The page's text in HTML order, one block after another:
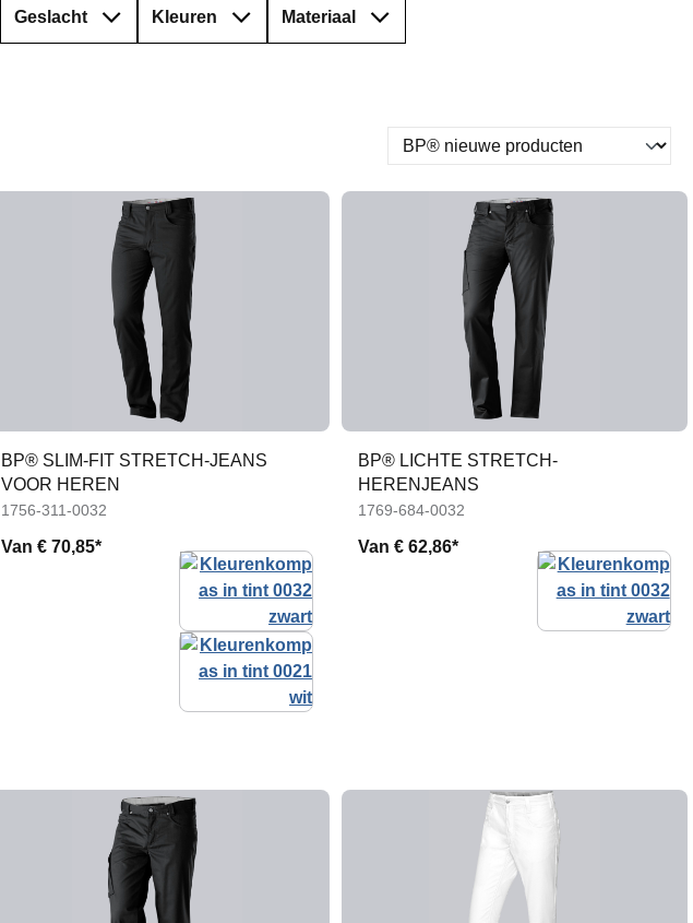
Geslacht Kleuren Materiaal
BP® SLIM-FIT STRETCH-JEANS
VOOR HEREN
1756-311-0032
Van € 70,85*
BP® LICHTE STRETCH-
HERENJEANS
1769-684-0032
Van€ 62,86*